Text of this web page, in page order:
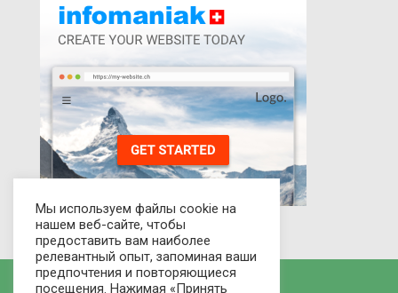
Мы используем файлы cookie на
нашем веб-сайте, чтобы
предоставить вам наиболее
релевантный опыт, запоминая ваши
предпочтения и повторяющиеся
посещения. Нажимая «Принять